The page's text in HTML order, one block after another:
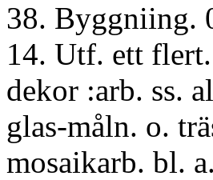
38. Byggniing.
14. Utf. ett
dekor :arb. ss.
glas-måln. o.
mosaikarb. bl.